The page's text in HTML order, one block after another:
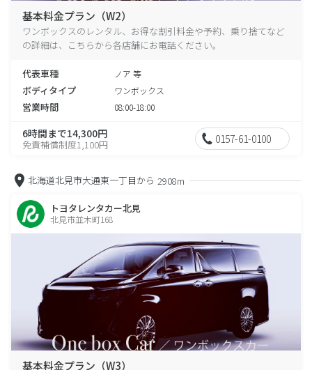
基本料金プラン（W2）
ワンボックスのレンタル、お得な割引料金や予約、乗り捨てなど
の詳細は、こちらから各店舗にお電話ください。
代表車種 ノア 等
ボディタイプ ワンボックス
営業時間 08:00-18:00
6時間まで14,300円
免責補償制度1,100円 0157-61-0100
北海道北見市大通東一丁目から 2908m
トヨタレンタカー北見
北見市並木町168
基本料金プラン（W3）